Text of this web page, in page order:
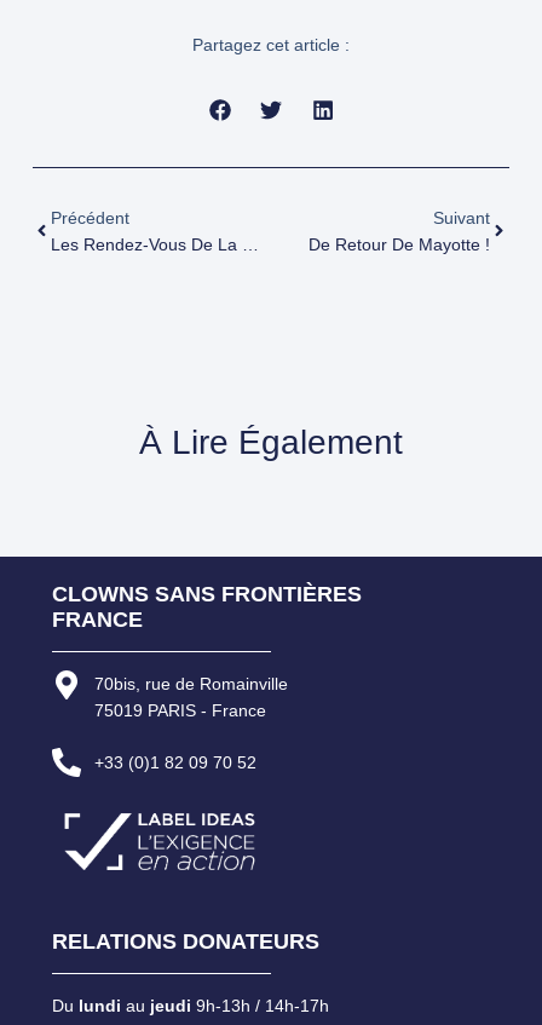
Partagez cet article :
Précédent
Suivant
De Retour De Mayotte !
À Lire Également
CLOWNS SANS FRONTIÈRES
FRANCE
70bis, rue de Romainville
75019 PARIS - France
+33 (0)1 82 09 70 52
RELATIONS DONATEURS
Du lundi au jeudi 9h-13h / 14h-17h